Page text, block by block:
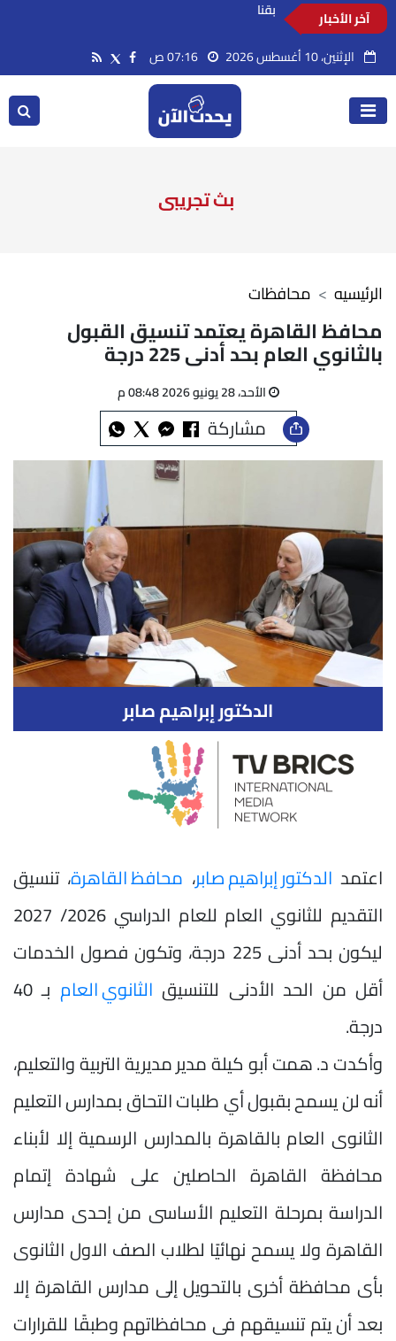
آخر الأخبار
الإثنين، 10 أغسطس 2026
بث تجريبى
محافظات الرئيسيه
محافظ القاهرة يعتمد تنسيق القبول
بالثانوي العام بحد أدنى 225 درجة
الأحد، 28 يونيو 2026 08:48 م
مشاركة
الدكتور إبراهيم صابر
اعتمد الدكتور إبراهيم صابر، محافظ القاهرة، تنسيق
التقديم للثانوي العام للعام الدراسي 2026/ 2027
ليكون بحد أدنى 225 درجة، وتكون فصول الخدمات
أقل من الحد الأدنى للتنسيق الثانوي العام
بـ 40
درجة.
وأكدت د. همت أبو كيلة مدير مديرية التربية والتعليم،
أنه لن يسمح بقبول أي طلبات التحاق بمدارس التعليم
الثانوى العام بالقاهرة بالمدارس الرسمية إلا لأبناء
محافظة القاهرة الحاصلين على شهادة إتمام
الدراسة بمرحلة التعليم الأساسى من إحدى مدارس
القاهرة ولا يسمح نهائيًا لطلاب الصف الاول الثانوى
بأى محافظة أخرى بالتحويل إلى مدارس القاهرة إلا
بعد أن يتم تنسيقهم فى محافظاتهم وطبقًا للقرارات